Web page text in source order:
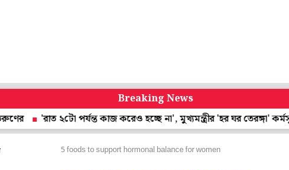
Breaking News
'রাত ২টো পর্যন্ত কাজ করেও হচ্ছে না', মুখ্যমন্ত্রীর 'হর ঘর তেরঙ্গা' কর্মসূচিতে
5 foods to support hormonal balance for women